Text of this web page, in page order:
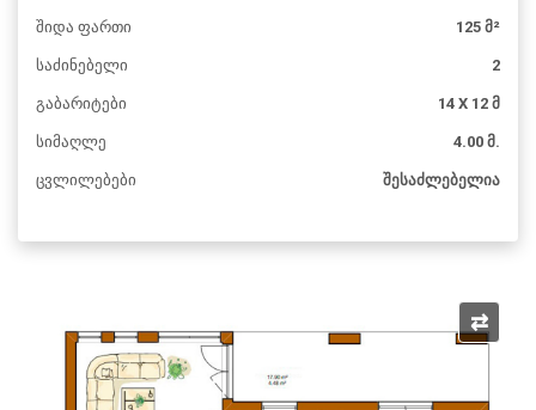
შიდა ფართი 125 მ²
საძინებელი 2
გაბარიტები 14 X 12 მ
სიმაღლე 4.00 მ.
ცვლილებები შესაძლებელია
⇄